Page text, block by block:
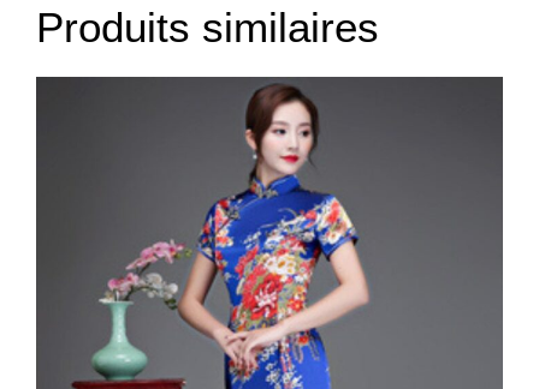
4XL 90 104
108
114
106 120
Produits similaires